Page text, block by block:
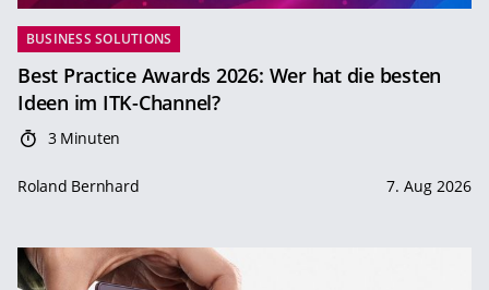
BUSINESS SOLUTIONS
Best Practice Awards 2026: Wer hat die besten
Ideen im ITK-Channel?
3 Minuten
Roland Bernhard 7. Aug 2026